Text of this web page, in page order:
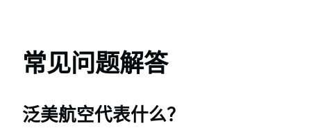
常见问题解答
泛美航空代表什么？